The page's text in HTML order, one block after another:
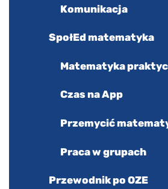
Komunikacja
SpołEd matematyka
Matematyka
Czas na App
Przemycić
Praca w grupach
Przewodnik po OZE